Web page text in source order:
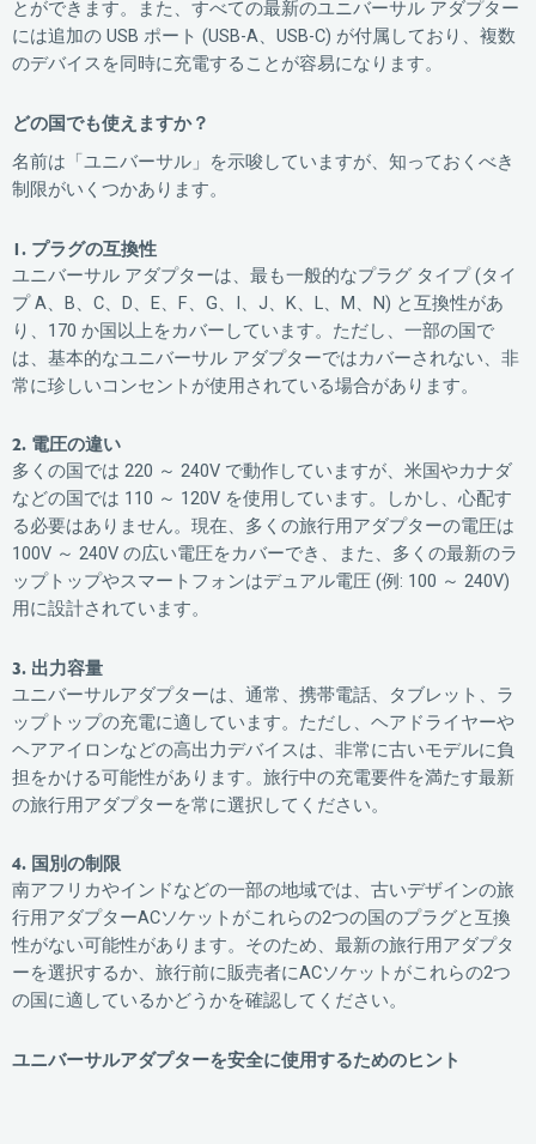
とができます。また、すべての最新のユニバーサル アダプター
には追加の USB ポート (USB-A、USB-C) が付属しており、複数
のデバイスを同時に充電することが容易になります。
どの国でも使えますか？
名前は「ユニバーサル」を示唆していますが、知っておくべき
制限がいくつかあります。
1. プラグの互換性
ユニバーサル アダプターは、最も一般的なプラグ タイプ (タイ
プ A、B、C、D、E、F、G、I、J、K、L、M、N) と互換性があ
り、170 か国以上をカバーしています。ただし、一部の国で
は、基本的なユニバーサル アダプターではカバーされない、非
常に珍しいコンセントが使用されている場合があります。
2. 電圧の違い
多くの国では 220 ～ 240V で動作していますが、米国やカナダ
などの国では 110 ～ 120V を使用しています。しかし、心配す
る必要はありません。現在、多くの旅行用アダプターの電圧は
100V ～ 240V の広い電圧をカバーでき、また、多くの最新のラ
ップトップやスマートフォンはデュアル電圧 (例: 100 ～ 240V)
用に設計されています。
3. 出力容量
ユニバーサルアダプターは、通常、携帯電話、タブレット、ラ
ップトップの充電に適しています。ただし、ヘアドライヤーや
ヘアアイロンなどの高出力デバイスは、非常に古いモデルに負
担をかける可能性があります。旅行中の充電要件を満たす最新
の旅行用アダプターを常に選択してください。
4. 国別の制限
南アフリカやインドなどの一部の地域では、古いデザインの旅
行用アダプターACソケットがこれらの2つの国のプラグと互換
性がない可能性があります。そのため、最新の旅行用アダプタ
ーを選択するか、旅行前に販売者にACソケットがこれらの2つ
の国に適しているかどうかを確認してください。
ユニバーサルアダプターを安全に使用するためのヒント